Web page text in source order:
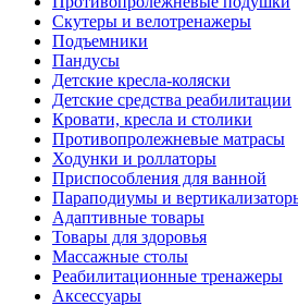
Скутеры и велотренажеры
Подъемники
Пандусы
Детские кресла-коляски
Детские средства реабилитации
Кровати, кресла и столики
Противопролежневые матрасы
Ходунки и роллаторы
Приспособления для ванной
Параподиумы и
Адаптивные товары
Товары для здоровья
Массажные столы
Реабилитационные тренажеры
Аксессуары